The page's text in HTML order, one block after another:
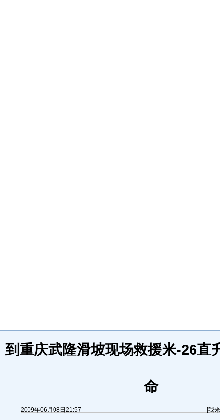
到重庆武隆滑坡现场救援米-26直
命
2009年06月08日21:57 [我